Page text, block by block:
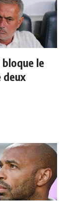
le
deux